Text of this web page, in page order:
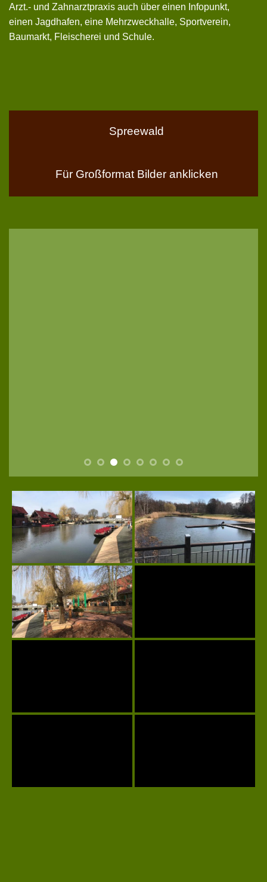
Arzt.- und Zahnarztpraxis auch über einen Infopunkt,
einen Jagdhafen, eine Mehrzweckhalle, Sportverein,
Baumarkt, Fleischerei und Schule.
Spreewald
Für Großformat Bilder anklicken